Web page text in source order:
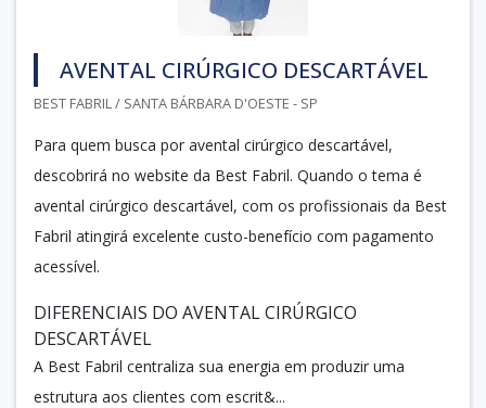
AVENTAL CIRÚRGICO DESCARTÁVEL
BEST FABRIL / SANTA BÁRBARA D'OESTE - SP
Para quem busca por avental cirúrgico descartável,
descobrirá no website da Best Fabril. Quando o tema é
avental cirúrgico descartável, com os profissionais da Best
Fabril atingirá excelente custo-benefício com pagamento
acessível.
DIFERENCIAIS DO AVENTAL CIRÚRGICO
DESCARTÁVEL
A Best Fabril centraliza sua energia em produzir uma
estrutura aos clientes com escrit&...